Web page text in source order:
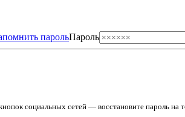
парольПароль
социальных сетей — восстановите пароль на